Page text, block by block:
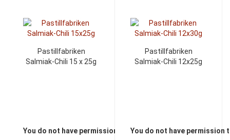
Pastillfabriken
Salmiak-Chili 15 x 25g
You do not have permission to view the prices
Pastillfabriken
Salmiak-Chili 12x25g
You do not have permission